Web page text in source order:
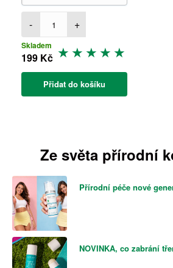
- +
Skladem
199 Kč
Přidat do košíku
Ze světa přírodní
Přírodní péče nové
NOVINKA, co zabrání